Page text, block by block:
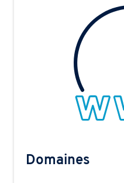
Domaines